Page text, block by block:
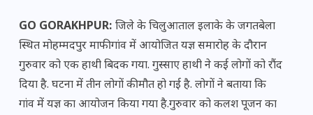
GO GORAKHPUR: जिले के चिलुआताल इलाके के जगतबेला
स्थित मोहम्मदपुर माफी गांव में आयोजित यज्ञ समारोह के दौरान
गुरुवार को एक हाथी बिदक गया. गुस्साए हाथी ने कई लोगों को रौंद
दिया है. घटना में तीन लोगों की मौत हो गई है. लोगों ने बताया कि
गांव में यज्ञ का आयोजन किया गया है.गुरुवार को कलश पूजन का